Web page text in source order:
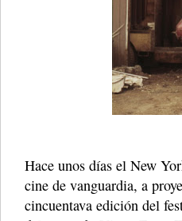
Hace unos días el New
cine de vanguardia, a
cincuentava edición del